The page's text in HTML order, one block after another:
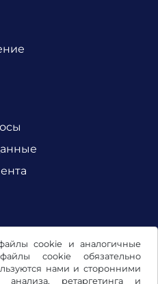
cookie и аналогичные
cookie обязательно
нами и сторонними
анализа, ретаргетинга и